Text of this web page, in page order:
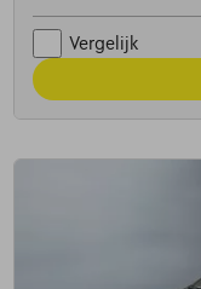
Vergelijk